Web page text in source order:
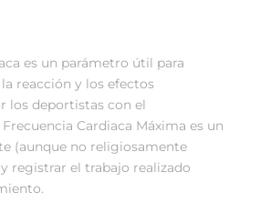
es un parámetro útil para
reacción y los efectos
los deportistas con el
Cardiaca Máxima es un
(aunque no religiosamente
registrar el trabajo realizado